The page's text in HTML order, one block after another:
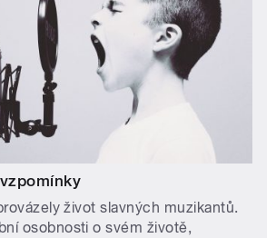
život slavných muzikantů.
osobnosti o svém životě,